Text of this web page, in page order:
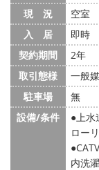
現 況
空室
入 居
即時
契約期間
2年
取引態様
一般
駐車場
無
設備/条件
上水
ロー
CATV
内洗